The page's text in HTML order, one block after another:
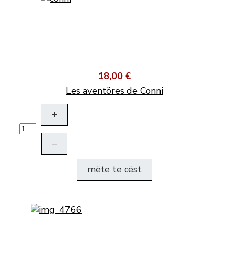
18,00 €
Les aventöres de Conni
+
–
mëte te cëst